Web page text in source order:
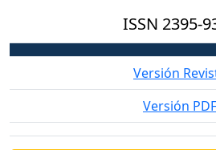
ISSN 2395-
Versión
Versión PDF